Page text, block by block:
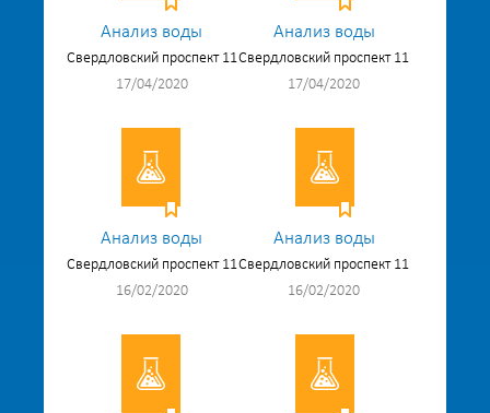
Анализ воды
Свердловский проспект 11
17/04/2020
Анализ воды
Свердловский проспект 11
17/04/2020
Анализ воды
Свердловский проспект 11
16/02/2020
Анализ воды
Свердловский проспект 11
16/02/2020